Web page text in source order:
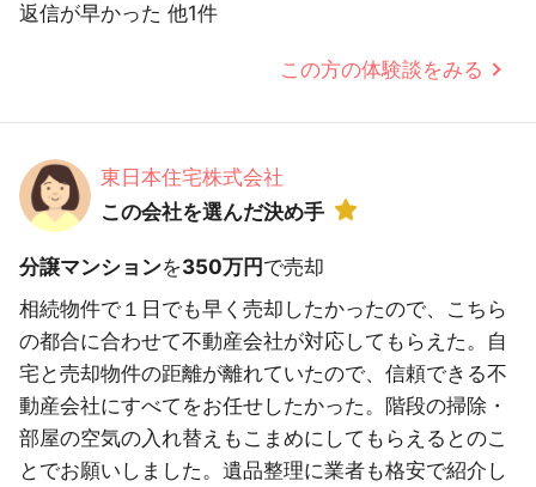
返信が早かった 他1件
この方の体験談をみる
東日本住宅株式会社
この会社を選んだ決め手
分譲マンションを350万円で売却
相続物件で１日でも早く売却したかったので、こちら
の都合に合わせて不動産会社が対応してもらえた。自
宅と売却物件の距離が離れていたので、信頼できる不
動産会社にすべてをお任せしたかった。階段の掃除・
部屋の空気の入れ替えもこまめにしてもらえるとのこ
とでお願いしました。遺品整理に業者も格安で紹介し